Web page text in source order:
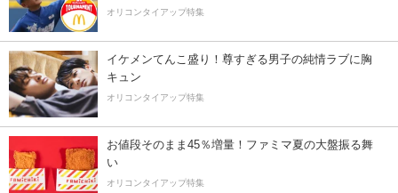
オリコンタイアップ特集
イケメンてんこ盛り！尊すぎる男子の純情ラブに胸
キュン
オリコンタイアップ特集
お値段そのまま45％増量！ファミマ夏の大盤振る舞
い
オリコンタイアップ特集